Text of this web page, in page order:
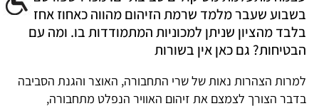
בשבוע שעבר מלמד שרמת הזיהום מהווה כאחוז אחד
בלבד מהציון שניתן למכוניות המתמודדות בו. ומה עם
הבטיחות? גם כאן אין בשורות
למרות הצהרות נאות של שרי התחבורה, האוצר והגנת הסביבה
בדבר הצורך לצמצם את זיהום האוויר הנפלט מתחבורה,